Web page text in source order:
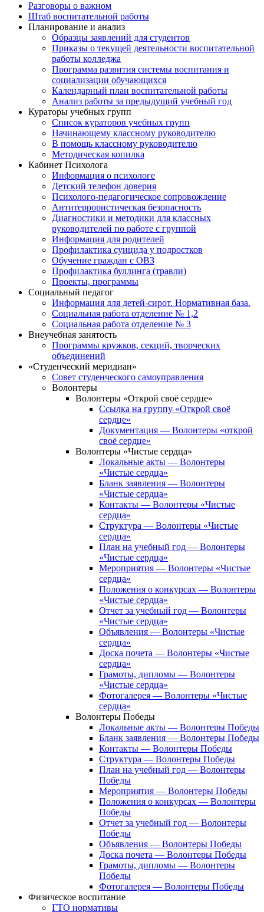
Разговоры о важном
Штаб воспитательной работы
Планирование и анализ
Образцы заявлений для студентов
Приказы о текущей деятельности воспитательной
работы колледжа
Программа развития системы воспитания и
социализации обучающихся
Календарный план воспитательной работы
Анализ работы за предыдущий учебный год
Кураторы учебных групп
Список кураторов учебных групп
Начинающему классному руководителю
В помощь классному руководителю
Методическая копилка
Кабинет Психолога
Информация о психологе
Детский телефон доверия
Психолого-педагогическое сопровождение
Антитеррористическая безопасность
Диагностики и методики для классных
руководителей по работе с группой
Информация для родителей
Профилактика суицида у подростков
Обучение граждан с ОВЗ
Профилактика буллинга (травли)
Проекты, программы
Социальный педагог
Информация для детей-сирот. Нормативная база.
Социальная работа отделение № 1,2
Социальная работа отделение № 3
Внеучебная занятость
Программы кружков, секций, творческих
объединений
«Студенческий меридиан»
Совет студенческого самоуправления
Волонтеры
Волонтеры «Открой своё сердце»
Ссылка на группу «Открой своё
сердце»
Документация — Волонтеры «открой
своё сердце»
Волонтеры «Чистые сердца»
Локальные акты — Волонтеры
«Чистые сердца»
Бланк заявления — Волонтеры
«Чистые сердца»
Контакты — Волонтеры «Чистые
сердца»
Структура — Волонтеры «Чистые
сердца»
План на учебный год — Волонтеры
«Чистые сердца»
Мероприятия — Волонтеры «Чистые
сердца»
Положения о конкурсах — Волонтеры
«Чистые сердца»
Отчет за учебный год — Волонтеры
«Чистые сердца»
Объявления — Волонтеры «Чистые
сердца»
Доска почета — Волонтеры «Чистые
сердца»
Грамоты, дипломы — Волонтеры
«Чистые сердца»
Фотогалерея — Волонтеры «Чистые
сердца»
Волонтеры Победы
Локальные акты — Волонтеры Победы
Бланк заявления — Волонтеры Победы
Контакты — Волонтеры Победы
Структура — Волонтеры Победы
План на учебный год — Волонтеры
Победы
Мероприятия — Волонтеры Победы
Положения о конкурсах — Волонтеры
Победы
Отчет за учебный год — Волонтеры
Победы
Объявления — Волонтеры Победы
Доска почета — Волонтеры Победы
Грамоты, дипломы — Волонтеры
Победы
Фотогалерея — Волонтеры Победы
Физическое воспитание
ГТО нормативы